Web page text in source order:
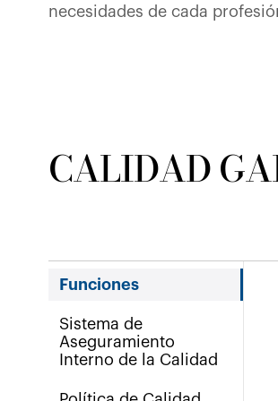
necesidades de cada
CALIDAD
Funciones
Sistema de
Aseguramiento
Interno de la Calidad